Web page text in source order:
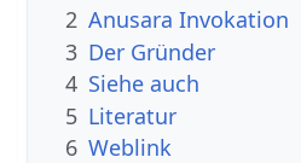
2 Anusara Invokation
3 Der Gründer
4 Siehe auch
5 Literatur
6 Weblink